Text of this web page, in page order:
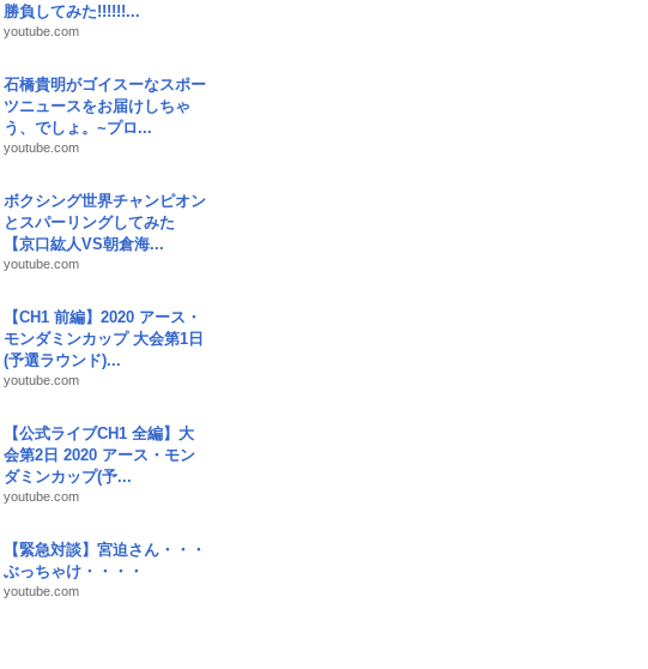
勝負してみた!!!!!!...
youtube.com
石橋貴明がゴイスーなスポー
ツニュースをお届けしちゃ
う、でしょ。~プロ...
youtube.com
ボクシング世界チャンピオン
とスパーリングしてみた
【京口紘人VS朝倉海...
youtube.com
【CH1 前編】2020 アース・
モンダミンカップ 大会第1日
(予選ラウンド)...
youtube.com
【公式ライブCH1 全編】大
会第2日 2020 アース・モン
ダミンカップ(予...
youtube.com
【緊急対談】宮迫さん・・・
ぶっちゃけ・・・・
youtube.com